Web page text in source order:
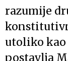
razumije
utoliko kao
postavlja